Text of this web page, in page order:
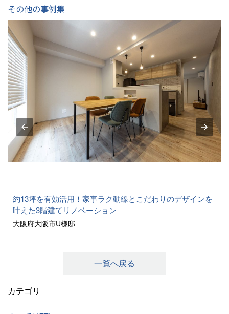
その他の事例集
約13坪を有効活用！家事ラク動線とこだわりのデザインを
叶えた3階建てリノベーション
大阪府大阪市U様邸
一覧へ戻る
カテゴリ